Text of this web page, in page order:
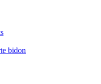
bidon